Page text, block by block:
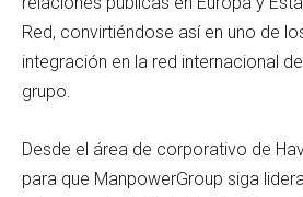
Red, convirtiéndose así en uno de
integración en la red internacional
grupo.
Desde el área de corporativo de
para que ManpowerGroup siga